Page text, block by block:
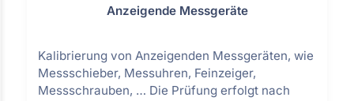
Anzeigende Messgeräte
Kalibrierung von Anzeigenden Messgeräten, wie
Messschieber, Messuhren, Feinzeiger,
Messschrauben, … Die Prüfung erfolgt nach